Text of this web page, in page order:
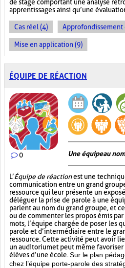
de stage comportant une analyse
apprentissages ainsi qu’une
Cas réel (4) Approfondissement
Mise en application (9)
ÉQUIPE DE RÉACTION
0 Une équipe au
L’Équipe de réactionest une
communication entre un grand
ressource qui leur présente un
déléguer la prise de parole à une
parlent au nom du grand groupe, et
ou de commenter les propos émis par
mots, l’équipe chargée de poser les
parole et d’intermédiaire entre le
ressource. Cette activité peut avoir
un auditorium et peut même
élèves d’une école. Sur le plan
chez l’équipe porte-parole des